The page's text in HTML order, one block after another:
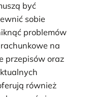
być
sobie
problemów
na
przepisów oraz
również